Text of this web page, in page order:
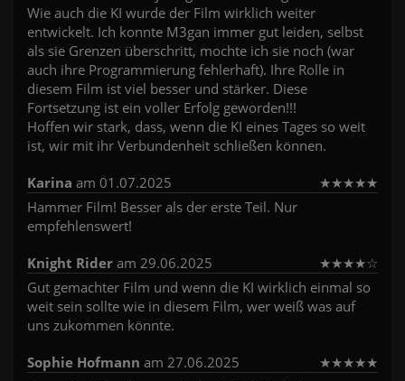
Wie auch die KI wurde der Film wirklich weiter
entwickelt. Ich konnte M3gan immer gut leiden, selbst
als sie Grenzen überschritt, mochte ich sie noch (war
auch ihre Programmierung fehlerhaft). Ihre Rolle in
diesem Film ist viel besser und stärker. Diese
Fortsetzung ist ein voller Erfolg geworden!!!
Hoffen wir stark, dass, wenn die KI eines Tages so weit
ist, wir mit ihr Verbundenheit schließen können.
Karina am 01.07.2025 ★★★★★
Hammer Film! Besser als der erste Teil. Nur
empfehlenswert!
Knight Rider am 29.06.2025 ★★★★☆
Gut gemachter Film und wenn die KI wirklich einmal so
weit sein sollte wie in diesem Film, wer weiß was auf
uns zukommen könnte.
Sophie Hofmann am 27.06.2025 ★★★★★